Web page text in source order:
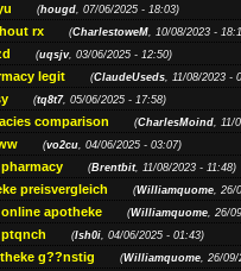
(hougd, 07/06/2025 - 18:03)
rx (CharlestoweM, 10/08/2023 -
(uqsjv, 03/06/2025 - 12:50)
legit (ClaudeUseds, 11/08/2023 -
(tq8t7, 05/06/2025 - 17:58)
comparison (CharlesMoind, 11/
(vo2cu, 04/06/2025 - 03:07)
(Brentbit, 11/08/2023 - 11:48)
preisvergleich (Williamquome, 26/
apotheke (Williamquome, 26/
(lsh0i, 04/06/2025 - 01:43)
g??nstig (Williamquome, 26/09/